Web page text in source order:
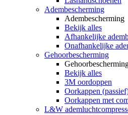
Adembescherming
Adembescherming
Bekijk alles
Afhankelijke
Onafhankelijke
Gehoorbescherming
Bekijk alles
3M oordoppen
Oorkappen
Oorkappen met
L&W